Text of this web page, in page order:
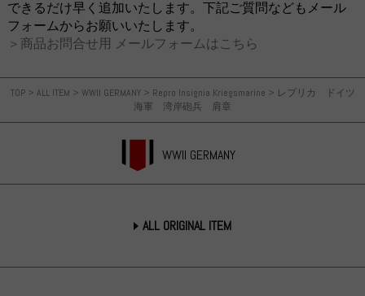
TOP> ALL ITEM > WWII GERMANY> Repro Insignia Kriegsmarine > レプリカ ドイツ
海軍 湾岸砲兵 肩章
WWII GERMANY
ALL ORIGINAL ITEM
できるだけ早く追加いたします。下記ご質問などもメール
フォームからお願いいたします。
＞商品お問合せ用 メールフォームはこちら